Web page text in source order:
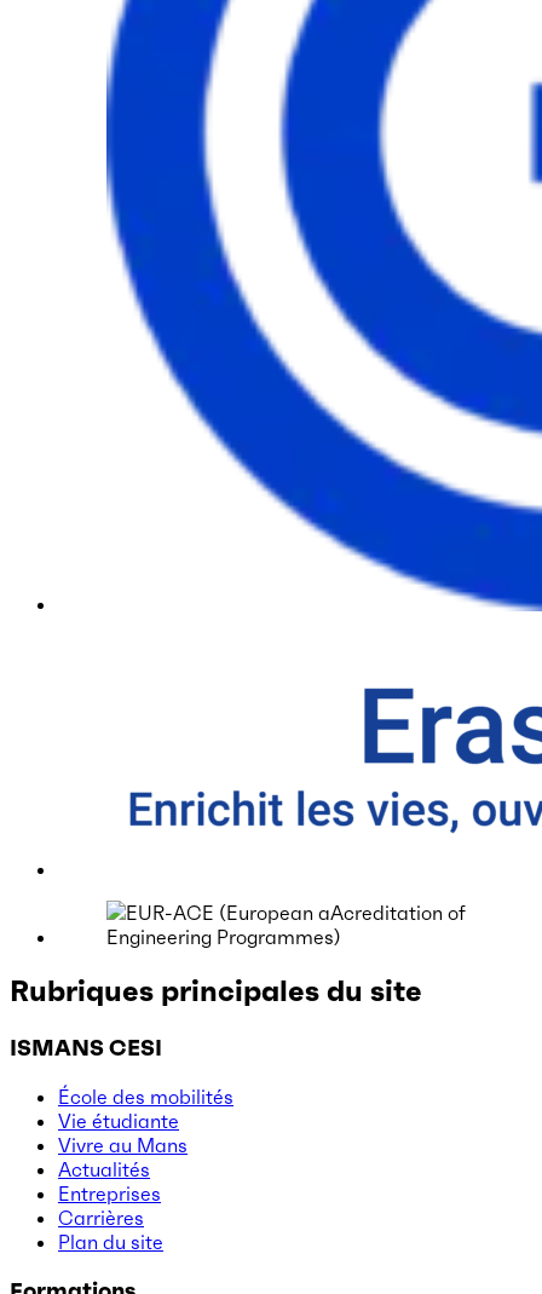
Rubriques principales du site
ISMANS CESI
École des mobilités
Vie étudiante
Vivre au Mans
Actualités
Entreprises
Carrières
Plan du site